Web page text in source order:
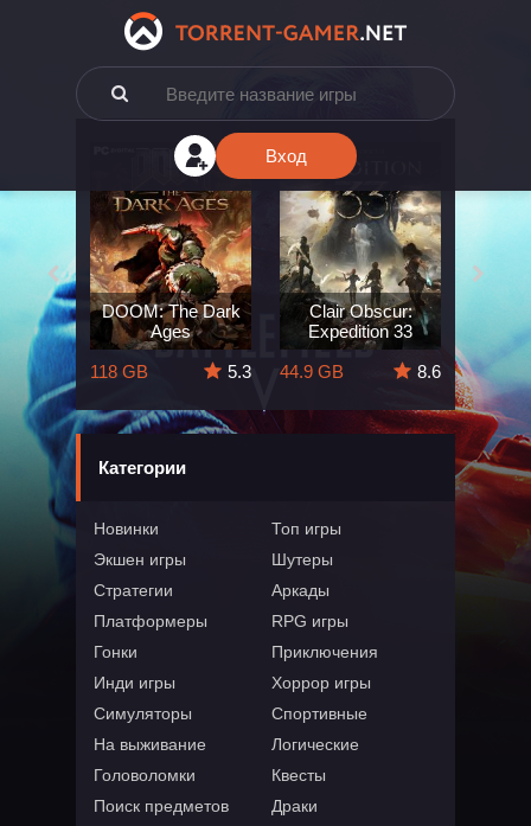
Вход
The
5.7
DOOM: The Dark
Ages
118 GB
5.3
Clair Obscur:
Expedition 33
44.9 GB
8.6
164 GB
Категории
Новинки
Топ игры
Экшен игры
Шутеры
Стратегии
Аркады
Платформеры
RPG игры
Гонки
Приключения
Инди игры
Хоррор игры
Симуляторы
Спортивные
На выживание
Логические
Головоломки
Квесты
Поиск предметов
Драки